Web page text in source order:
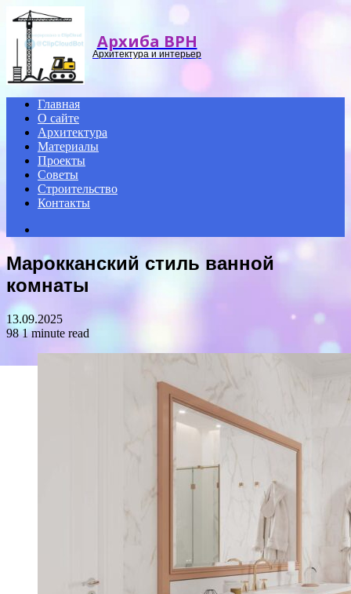
Архиба ВРН
Архитектура и интерьер
Главная
О сайте
Архитектура
Материалы
Проекты
Советы
Строительство
Контакты
Марокканский стиль ванной
комнаты
13.09.2025
981 minute read